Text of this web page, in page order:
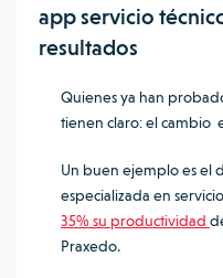
app servicio
resultados
Quienes ya han
tienen claro: el cambio
Un buen ejemplo es el
especializada en
35% su productividad
Praxedo.